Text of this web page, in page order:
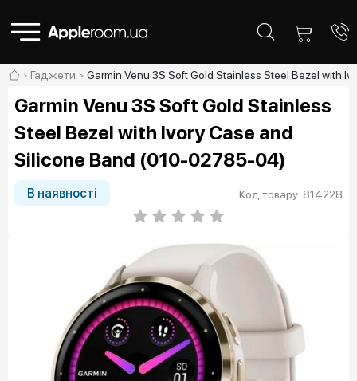
Гаджети Garmin Venu 3S Soft Gold Stainless Steel Bezel with
Garmin Venu 3S Soft Gold Stainless
Steel Bezel with Ivory Case and
Silicone Band (010-02785-04)
В наявності Код товару: 814228